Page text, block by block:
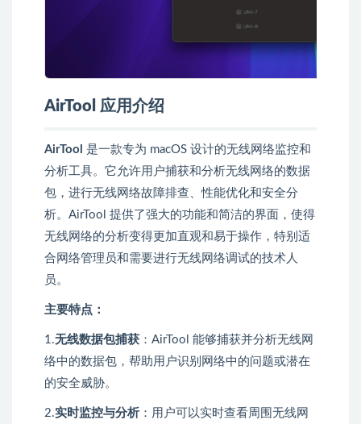
AirTool 应用介绍
AirTool
是一款专为 macOS 设计的无线网络监控和
分析工具。它允许用户捕获和分析无线网络的数据
包，进行无线网络故障排查、性能优化和安全分
析。AirTool 提供了强大的功能和简洁的界面，使得
无线网络的分析变得更加直观和易于操作，特别适
合网络管理员和需要进行无线网络调试的技术人
员。
主要特点：
1.无线数据包捕获 ：AirTool 能够捕获并分析无线网
络中的数据包，帮助用户识别网络中的问题或潜在
的安全威胁。
2.实时监控与分析 ：用户可以实时查看周围无线网